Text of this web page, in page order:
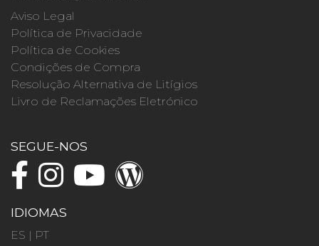
Aviso Legal
Política de Privacidade
Política de Cookies
Condições de Compra
Resolução Alternativa de Litígios
Livro de Reclamações Eletrónico
SEGUE-NOS
IDIOMAS
ES | PT